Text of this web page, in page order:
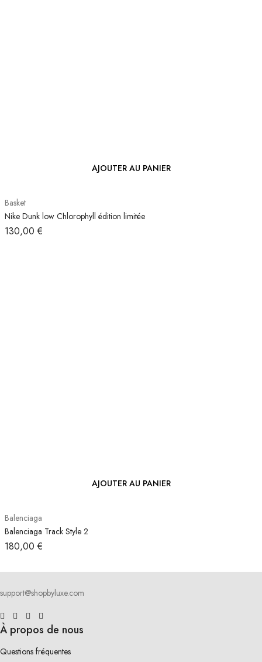
AJOUTER AU PANIER
Basket
Nike Dunk low Chlorophyll édition limitée
130,00€
AJOUTER AU PANIER
Balenciaga
Balenciaga Track Style 2
180,00€
support@shopbyluxe.com
À propos de nous
Questions fréquentes